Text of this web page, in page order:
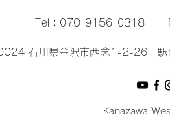
Tel： 070-9156-0318
石川県金沢市西念1-2-26 駅
Kanazawa